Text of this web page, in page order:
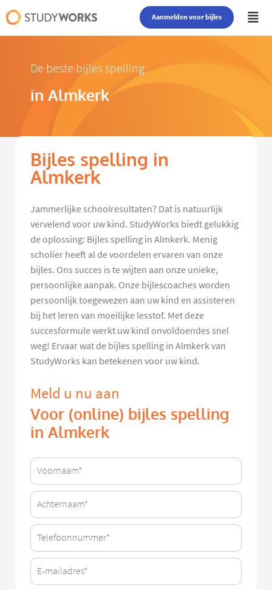
Aanmelden voor bijles
De beste bijles spelling
in Almkerk
Bijles spelling in
Almkerk
Jammerlijke schoolresultaten? Dat is natuurlijk
vervelend voor uw kind. StudyWorks biedt gelukkig
de oplossing: Bijles spelling in Almkerk. Menig
scholier heeft al de voordelen ervaren van onze
bijles. Ons succes is te wijten aan onze unieke,
persoonlijke aanpak. Onze bijlescoaches worden
persoonlijk toegewezen aan uw kind en assisteren
bij het leren van moeilijke lesstof. Met deze
succesformule werkt uw kind onvoldoendes snel
weg! Ervaar wat de bijles spelling in Almkerk van
StudyWorks kan betekenen voor uw kind.
Meld u nu aan
Voor (online) bijles spelling
in Almkerk